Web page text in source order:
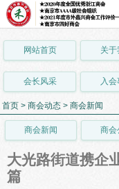
网站首页 关于
会长风采 入会
首页 > 商会动态 > 商会新闻
商会新闻 商会
大光路街道携企
篇